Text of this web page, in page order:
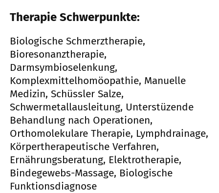
Therapie Schwerpunkte:
Biologische Schmerztherapie,
Bioresonanztherapie,
Darmsymbioselenkung,
Komplexmittelhomöopathie, Manuelle
Medizin, Schüssler Salze,
Schwermetallausleitung, Unterstüzende
Behandlung nach Operationen,
Orthomolekulare Therapie, Lymphdrainage,
Körpertherapeutische Verfahren,
Ernährungsberatung, Elektrotherapie,
Bindegewebs-Massage, Biologische
Funktionsdiagnose